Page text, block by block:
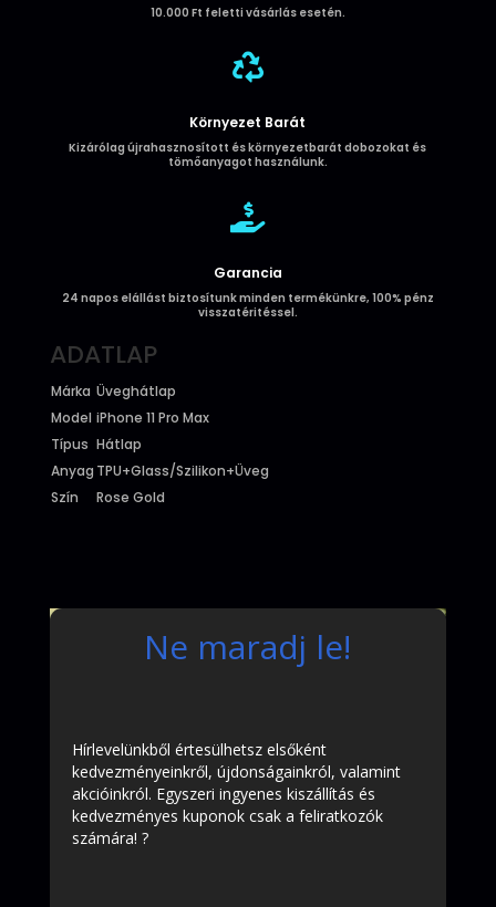
10.000 Ft feletti vásárlás esetén.

Környezet Barát
Kizárólag újrahasznosított és környezetbarát dobozokat és
tömőanyagot használunk.

Garancia
24 napos elállást biztosítunk minden termékünkre, 100% pénz
visszatéritéssel.
ADATLAP
Márka Üveghátlap
Model iPhone 11 Pro Max
Típus Hátlap
Anyag TPU+Glass/Szilikon+Üveg
Szín
Rose Gold
Ne maradj le!
Hírlevelünkből értesülhetsz elsőként
kedvezményeinkről, újdonságainkról, valamint
akcióinkról. Egyszeri ingyenes kiszállítás és
kedvezményes kuponok csak a feliratkozók
számára! ?